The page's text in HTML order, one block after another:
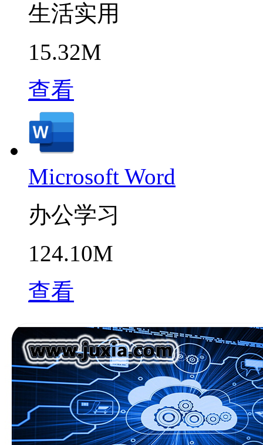
生活实用
15.32M
查看
Microsoft Word
办公学习
124.10M
查看